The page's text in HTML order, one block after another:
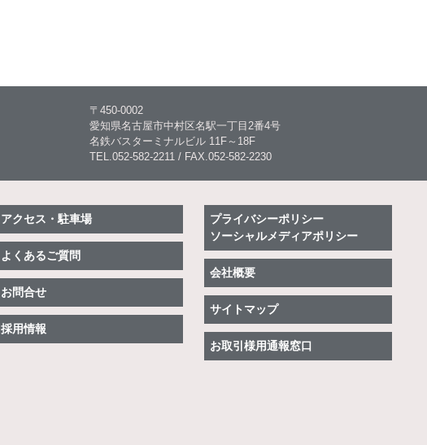
〒450-0002
愛知県名古屋市中村区名駅一丁目2番4号
名鉄バスターミナルビル 11F～18F
TEL.052-582-2211 / FAX.052-582-2230
アクセス・駐車場
よくあるご質問
お問合せ
採用情報
プライバシーポリシー
ソーシャルメディアポリシー
会社概要
サイトマップ
お取引様用通報窓口